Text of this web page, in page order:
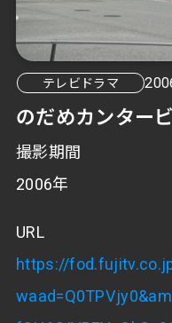
のだめカンター
テレビドラマ
撮影期間
2006年
URL
https://